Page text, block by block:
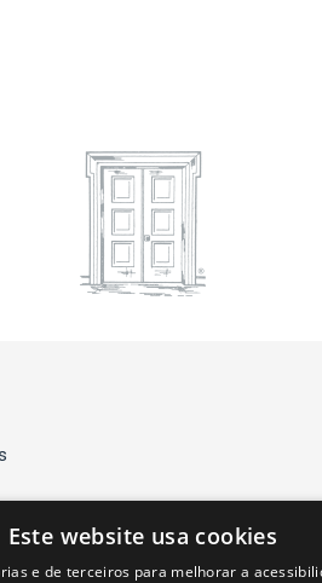
Este website usa cookies
e de terceiros para melhorar a